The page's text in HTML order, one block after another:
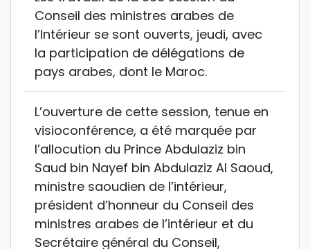
Conseil des ministres arabes de
l’Intérieur se sont ouverts, jeudi, avec
la participation de délégations de
pays arabes, dont le Maroc.
L’ouverture de cette session, tenue en
visioconférence, a été marquée par
l’allocution du Prince Abdulaziz bin
Saud bin Nayef bin Abdulaziz Al Saoud,
ministre saoudien de l’intérieur,
président d’honneur du Conseil des
ministres arabes de l’intérieur et du
Secrétaire général du Conseil,